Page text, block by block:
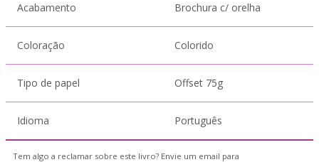
Acabamento Brochura c/ orelha
Coloração Colorido
Tipo de papel Offset 75g
Idioma Português
Tem algo a reclamar sobre este livro? Envie um email para